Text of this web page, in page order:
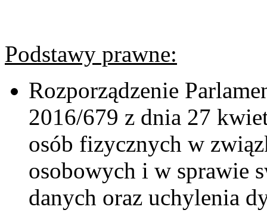
Podstawy prawne:
Rozporządzenie
2016/679 z dnia 27
osób fizycznych w
osobowych i w sprawie
danych oraz uchylenia